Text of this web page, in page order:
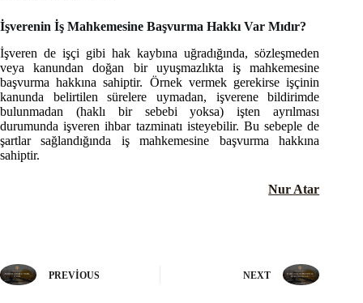
İşverenin İş Mahkemesine Başvurma Hakkı Var Mıdır?
İşveren de işçi gibi hak kaybına uğradığında, sözleşmeden
veya kanundan doğan bir uyuşmazlıkta iş mahkemesine
başvurma hakkına sahiptir. Örnek vermek gerekirse işçinin
kanunda belirtilen sürelere uymadan, işverene bildirimde
bulunmadan (haklı bir sebebi yoksa) işten ayrılması
durumunda işveren ihbar tazminatı isteyebilir. Bu sebeple de
şartlar sağlandığında iş mahkemesine başvurma hakkına
sahiptir.
Nur Atar
PREVIOUS NEXT